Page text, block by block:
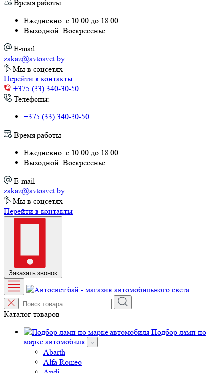
Время работы
Ежедневно: с 10:00 до 18:00
Выходной: Воскресенье
E-mail
zakaz@avtosvet.by
Мы в соцсетях
Перейти в контакты
+375 (33) 340-30-50
Телефоны:
+375 (33) 340-30-50
Время работы
Ежедневно: с 10:00 до 18:00
Выходной: Воскресенье
E-mail
zakaz@avtosvet.by
Мы в соцсетях
Перейти в контакты
Заказать звонок
Каталог товаров
Подбор ламп по
марке автомобиля
Abarth
Alfa Romeo